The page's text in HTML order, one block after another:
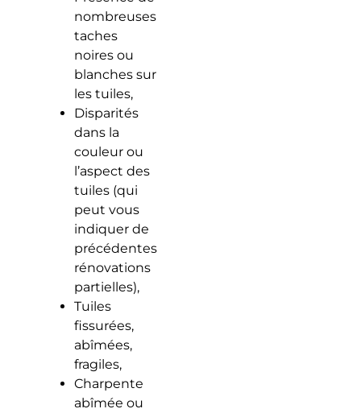
nombreuses
taches
noires ou
blanches sur
les tuiles,
Disparités
dans la
couleur ou
l’aspect des
tuiles (qui
peut vous
indiquer de
précédentes
rénovations
partielles),
Tuiles
fissurées,
abîmées,
fragiles,
Charpente
abîmée ou